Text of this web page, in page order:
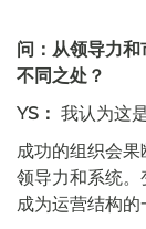
问：从领导力
不同之处？
YS： 我认为这
成功的组织会
领导力和系统
成为运营结构的